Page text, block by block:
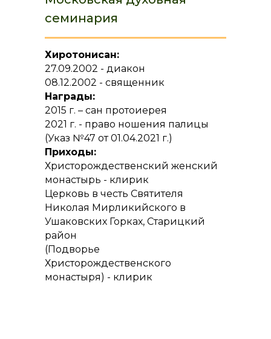
семинария
Хиротонисан:
27.09.2002 - диакон
08.12.2002 - священник
Награды:
2015 г. – сан протоиерея
2021 г. - право ношения палицы
(Указ №47 от 01.04.2021 г.)
Приходы:
Христорождественский женский
монастырь - клирик
Церковь в честь Святителя
Николая Мирликийского в
Ушаковских Горках, Старицкий
район
(Подворье
Христорождественского
монастыря) - клирик